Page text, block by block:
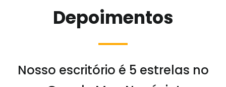
Depoimentos
Nosso escritório é 5 estrelas no